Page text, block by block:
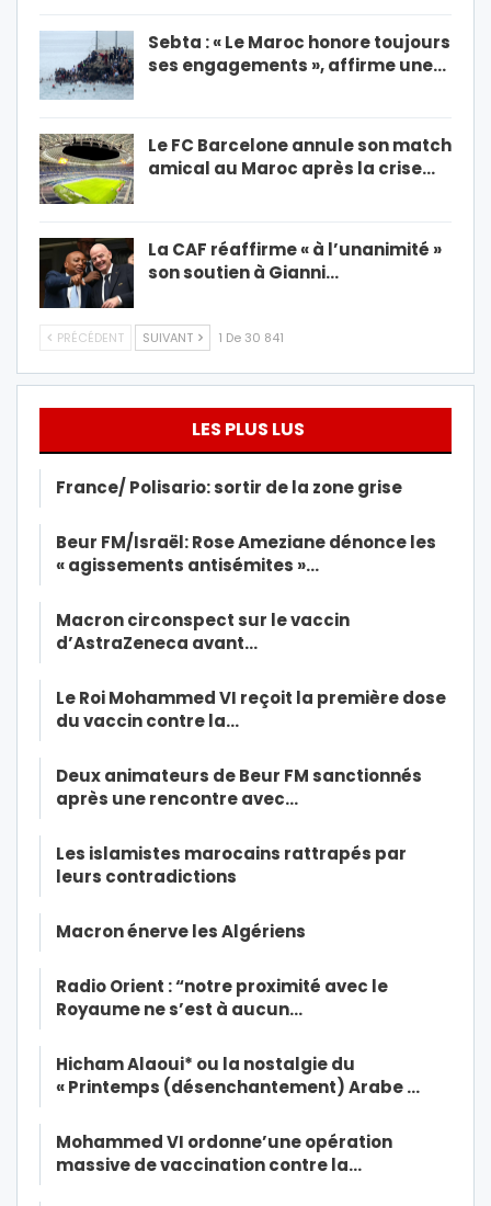
Sebta : « Le Maroc honore toujours
ses engagements », affirme une…
Le FC Barcelone annule son match
amical au Maroc après la crise…
La CAF réaffirme « à l’unanimité »
son soutien à Gianni…
PRÉCÉDENT SUIVANT 1 De 30 841
LES PLUS LUS
France/ Polisario: sortir de la zone grise
Beur FM/Israël: Rose Ameziane dénonce les
« agissements antisémites »…
Macron circonspect sur le vaccin
d’AstraZeneca avant…
Le Roi Mohammed VI reçoit la première dose
du vaccin contre la…
Deux animateurs de Beur FM sanctionnés
après une rencontre avec…
Les islamistes marocains rattrapés par
leurs contradictions
Macron énerve les Algériens
Radio Orient : “notre proximité avec le
Royaume ne s’est à aucun…
Hicham Alaoui* ou la nostalgie du
« Printemps (désenchantement) Arabe …
Mohammed VI ordonne’une opération
massive de vaccination contre la…